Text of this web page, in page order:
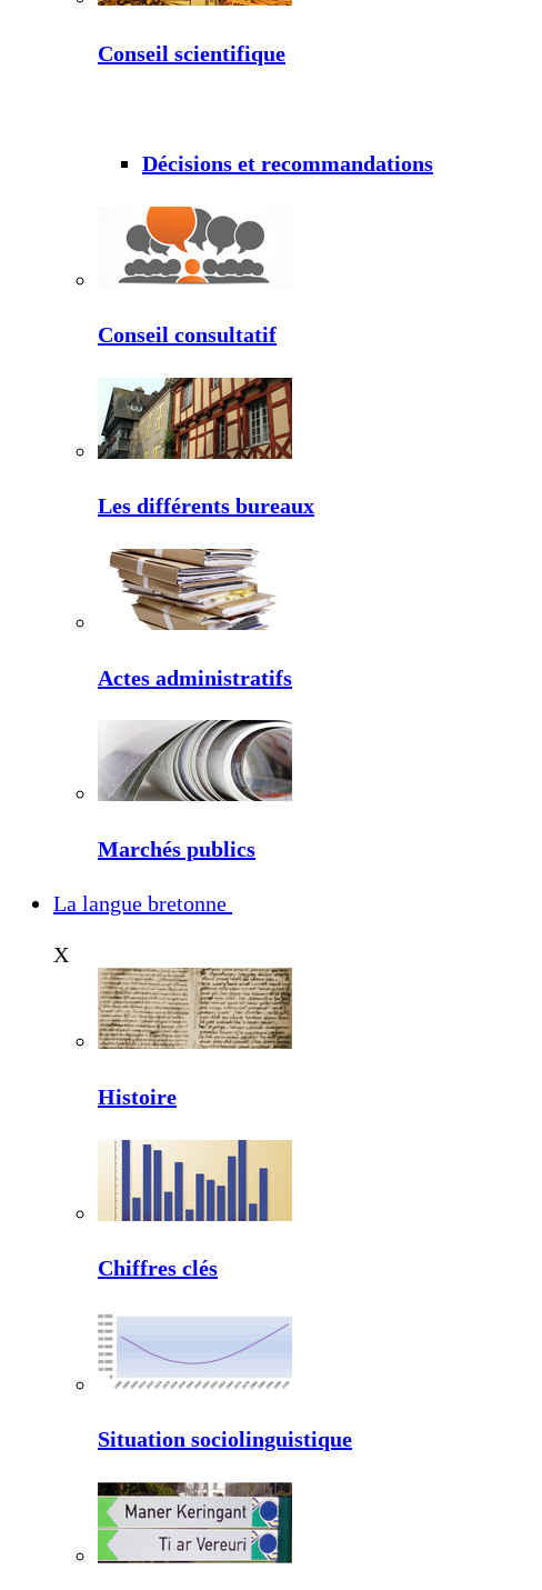
Conseil scientifique
Décisions et recommandations
Conseil consultatif
Les différents bureaux
Actes administratifs
Marchés publics
La langue bretonne
X
Histoire
Chiffres clés
Situation sociolinguistique